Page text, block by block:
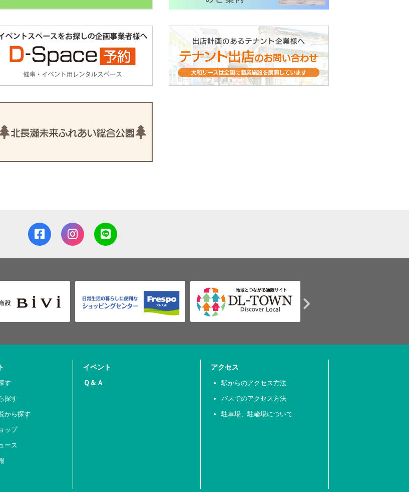
す
探す
から探す
ップ
ース
イベント
Ｑ＆Ａ
アクセス
駅からのアクセス方法
バスでのアクセス方法
駐車場、駐輪場について